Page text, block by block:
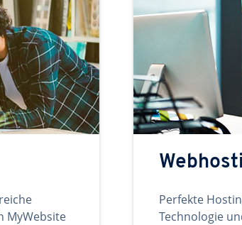
MyWebsite
Perfekte
Technologie